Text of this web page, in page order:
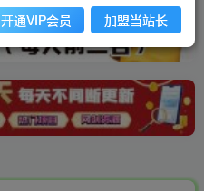
开通VIP会员 加盟当站长